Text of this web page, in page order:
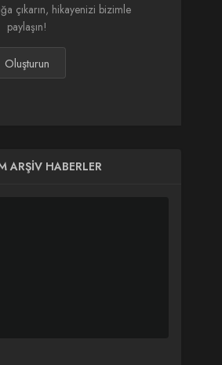
çıkarın, hikayenizi bizimle
paylaşın!
Oluşturun
ARŞIV HABERLER